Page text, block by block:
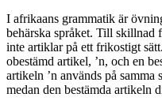
I afrikaans grammatik är
behärska språket. Till skillnad
inte artiklar på ett frikostigt
obestämd artikel, ’n, och en
artikeln ’n används på samma
medan den bestämda artikeln